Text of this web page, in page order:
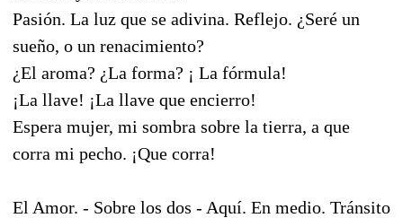
Pasión. La luz que se adivina. Reflejo. ¿Seré un
sueño, o un renacimiento?
¿El aroma? ¿La forma? ¡ La fórmula!
¡La llave! ¡La llave que encierro!
Espera mujer, mi sombra sobre la tierra, a que
corra mi pecho. ¡Que corra!
El Amor. - Sobre los dos - Aquí. En medio. Tránsito